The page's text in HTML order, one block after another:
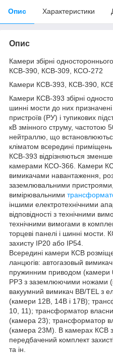
Опис Характеристики
Опис
Камери збірні
КСВ-390, КСВ-309, КСО-272
Камери КСВ-393, КСВ-390,
Камери КСВ-393 збірні
шинні мости до них
пристроїв (РУ) і тупикових
кВ змінного струму, частотою
нейтраллю, що
кліматом всередині
КСВ-393 відрізняються
камерами КСО-366. Камери
вимикачами навантаження,
заземлювальними пристроями,
вимірювальними
іншими електротехнічними
відповідності з технічними
технічними вимогами в
торцеві панелі і шинні мости.
захисту IP20 або IP54.
Всередині камери КСВ
ланцюгів: автогазовый
пружинним приводом (камери
РРЗ з заземлюючими ножами
вакуумний вимикач ВВ/TEL з
(камери 12В, 14В і 17В);
10, 11); трансформатор
(камера 23); трансформатор
(камера 23М). В камерах КСВ
передбачений комплект
та ін.